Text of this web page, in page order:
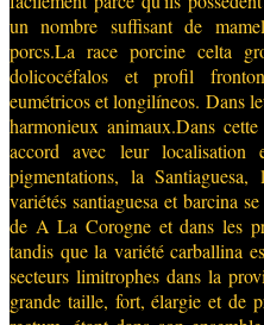
un nombre suffisant de
porcs.La race porcine celta
dolicocéfalos et profil
eumétricos et longilíneos. Dans
harmonieux animaux.Dans
accord avec leur
pigmentations, la
variétés santiaguesa et barcina
de A La Corogne et dans les
tandis que la variété carballina
secteurs limitrophes dans la
grande taille, fort, élargie et de